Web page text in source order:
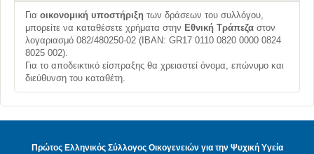
Για οικονομική υποστήριξη των δράσεων του συλλόγου,
μπορείτε να καταθέσετε χρήματα στην Εθνική Τράπεζα στον
λογαριασμό 082/480250-02 (ΙΒΑΝ: GR17 0110 0820 0000 0824
8025 002).
Για το αποδεικτικό είσπραξης θα χρειαστεί όνομα, επώνυμο και
διεύθυνση του καταθέτη.
Πρώτος Ελληνικός Σύλλογος Οικογενειών για την Ψυχική Υγεία